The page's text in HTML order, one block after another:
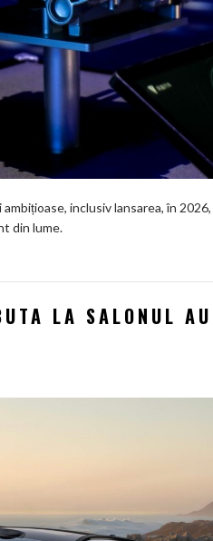
inclusiv lansarea, în
din lume.
LA SALONUL